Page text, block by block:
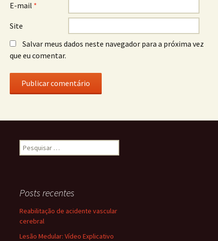
E-mail *
Site
Salvar meus dados neste navegador para a próxima vez
que eu comentar.
Pesquisar
por:
Posts recentes
Reabilitação de acidente vascular
cerebral
Lesão Medular: Vídeo Explicativo